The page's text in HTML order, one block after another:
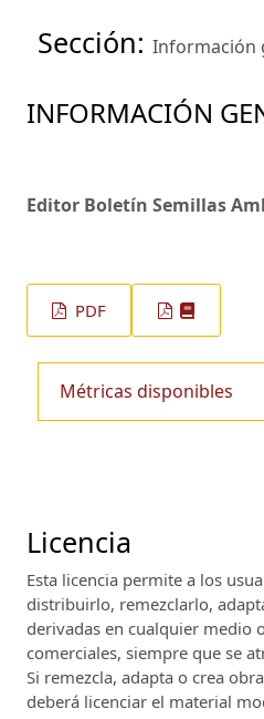
Sección: Información
INFORMACIÓN
Editor Boletín Semillas
PDF
Métricas disponibles
Licencia
Esta licencia permite a los
distribuirlo, remezclarlo,
derivadas en cualquier medio
comerciales, siempre que se
Si remezcla, adapta o crea
deberá licenciar el material